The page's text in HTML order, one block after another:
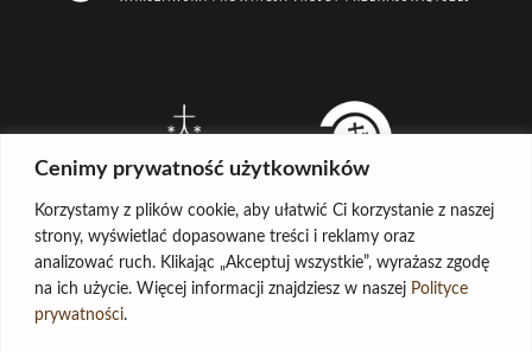
Cenimy prywatność użytkowników
Korzystamy z plików cookie, aby ułatwić Ci korzystanie z naszej
strony, wyświetlać dopasowane treści i reklamy oraz
analizować ruch. Klikając „Akceptuj wszystkie”, wyrażasz zgodę
na ich użycie. Więcej informacji znajdziesz w naszej Polityce
prywatności.